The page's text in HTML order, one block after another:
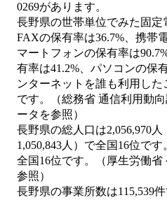
0269があります。
長野県の世帯単位でみた固定
FAXの保有率は36.7%、携帯
マートフォンの保有率は
有率は41.2%、パソコンの保
ンターネットを誰も利用した
です。（総務省 通信利用動
ータを参照）
長野県の総人口は2,056,970人
1,050,843人）で全国16位で
全国16位です。（厚生労働
参照）
長野県の事業所数は115,539